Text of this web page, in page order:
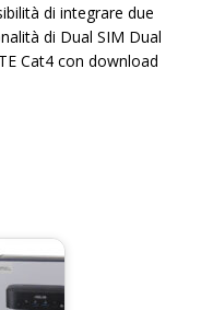
di integrare due
di Dual SIM Dual
Cat4 con download